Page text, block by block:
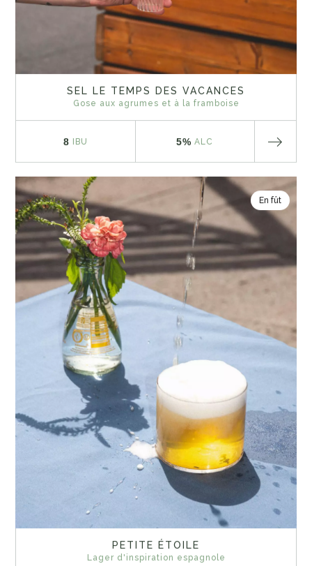
SEL LE TEMPS DES VACANCES
Gose aux agrumes et à la framboise
8 IBU 5% ALC
En fût
PETITE ÉTOILE
Lager d'inspiration espagnole